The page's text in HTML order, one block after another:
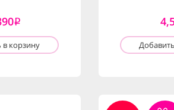
i
корзину